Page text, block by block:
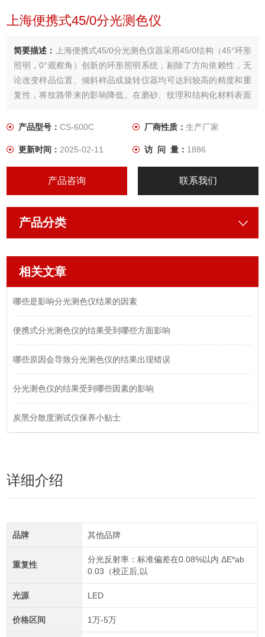
上海便携式45/0分光测色仪
简要描述： 上海便携式45/0分光测色仪器采用45/0结构（45°环形
照明，0°观察角）创新的环形照明系统，剔除了方向依赖性，无
论改变样品位置、倾斜样品或旋转仪器均可达到较高的精度和重
复性，将纹路带来的影响降低。在磨砂、纹理和结构化材料表面
产品型号：CS-600C 厂商性质： 生产厂家
更新时间：2025-02-11 访 问 量： 1886
产品咨询 联系我们
产品分类
相关文章
哪些是影响分光测色仪结果的因素
便携式分光测色仪的结果受到哪些方面影响
哪些原因会导致分光测色仪的结果出现错误
分光测色仪的结果受到哪些因素的影响
炭黑分散度测试仪保养小贴士
详细介绍
品牌 其他品牌
重复性
分光反射率：标准偏差在0.08%以内 ΔE*ab
0.03（校正后,以
光源 LED
价格区间 1万-5万